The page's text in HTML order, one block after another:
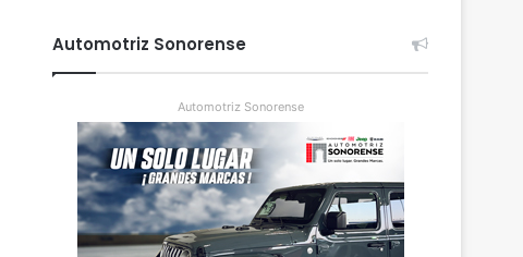
Automotriz Sonorense
Automotriz Sonorense